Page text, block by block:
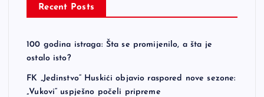
Recent Posts
100 godina istraga: Šta se promijenilo, a šta je
ostalo isto?
FK „Jedinstvo“ Huskići objavio raspored nove sezone:
„Vukovi“ uspješno počeli pripreme